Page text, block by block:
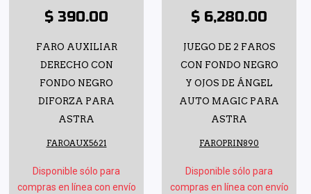
$ 390.00
FARO AUXILIAR
DERECHO CON
FONDO NEGRO
DIFORZA PARA
ASTRA
FAROAUX5621
Disponible sólo para
compras en línea con envío
$ 6,280.00
JUEGO DE 2 FAROS
CON FONDO NEGRO
Y OJOS DE ÁNGEL
AUTO MAGIC PARA
ASTRA
FAROPRIN890
Disponible sólo para
compras en línea con envío